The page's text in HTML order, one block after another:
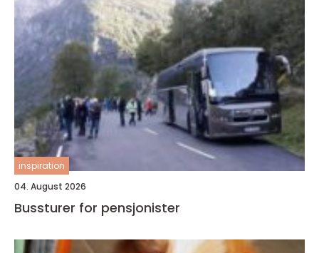
inspiration
04. August 2026
Bussturer for pensjonister